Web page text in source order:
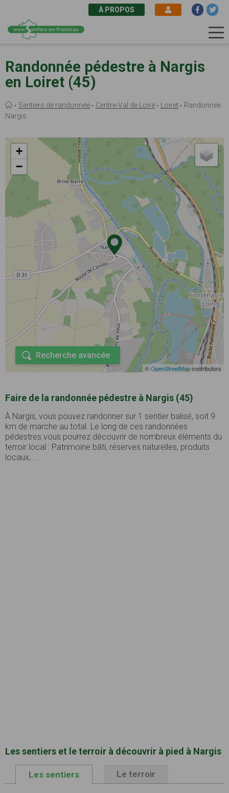
au
contenu
principal
À PROPOS
Randonnée pédestre à Nargis
en Loiret (45)
Fil
d'Ariane
Sentiers de randonnée Centre-Val de Loire Loiret
Randonnée
Nargis
+
−
©OpenStreetMapcontributors
Recherche avancée
Faire de la randonnée pédestre à Nargis (45)
À Nargis, vous pouvez randonner sur 1 sentier balisé, soit 9
km de marche au total. Le long de ces randonnées
pédestres vous pourrez découvrir de nombreux éléments du
terroir local : Patrimoine bâti, réserves naturelles, produits
locaux, ...
Les sentiers et le terroir à découvrir à pied à Nargis
Les sentiers Le terroir